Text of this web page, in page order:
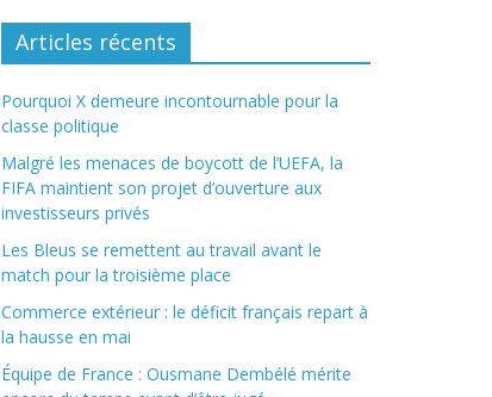
Articles récents
Pourquoi X demeure incontournable pour la
classe politique
Malgré les menaces de boycott de l’UEFA, la
FIFA maintient son projet d’ouverture aux
investisseurs privés
Les Bleus se remettent au travail avant le
match pour la troisième place
Commerce extérieur : le déficit français repart à
la hausse en mai
Équipe de France : Ousmane Dembélé mérite